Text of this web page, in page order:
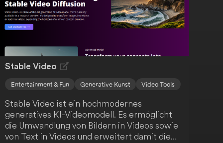
Stable Video
Entertainment & Fun Generative Kunst Video Tools
Stable Video ist ein hochmodernes
generatives KI-Videomodell. Es ermöglicht
die Umwandlung von Bildern in Videos sowie
von Text in Videos und erweitert damit die